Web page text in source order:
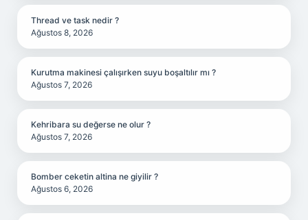
Thread ve task nedir ?
Ağustos 8, 2026
Kurutma makinesi çalışırken suyu boşaltılır mı ?
Ağustos 7, 2026
Kehribara su değerse ne olur ?
Ağustos 7, 2026
Bomber ceketin altina ne giyilir ?
Ağustos 6, 2026